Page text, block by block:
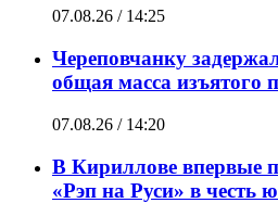
07.08.26 / 14:25
Череповчанку
общая масса изъятого
07.08.26 / 14:20
В Кириллове впервые
«Рэп на Руси» в честь